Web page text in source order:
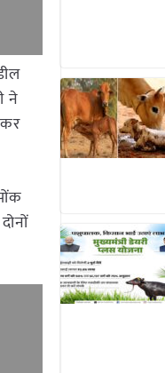
ने